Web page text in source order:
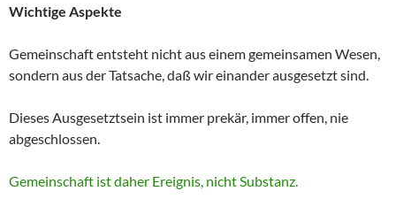
Wichtige Aspekte
Gemeinschaft entsteht nicht aus einem gemeinsamen Wesen,
sondern aus der Tatsache, daß wir einander ausgesetzt sind.
Dieses Ausgesetztsein ist immer prekär, immer offen, nie
abgeschlossen.
Gemeinschaft ist daher Ereignis, nicht Substanz.